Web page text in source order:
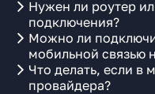
Нужен ли роутер
подключения?
Можно ли
мобильной связью
Что делать, если в
провайдера?